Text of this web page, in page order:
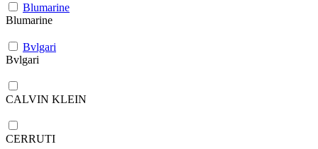
Blumarine
Blumarine
Bvlgari
Bvlgari
CALVIN KLEIN
CERRUTI